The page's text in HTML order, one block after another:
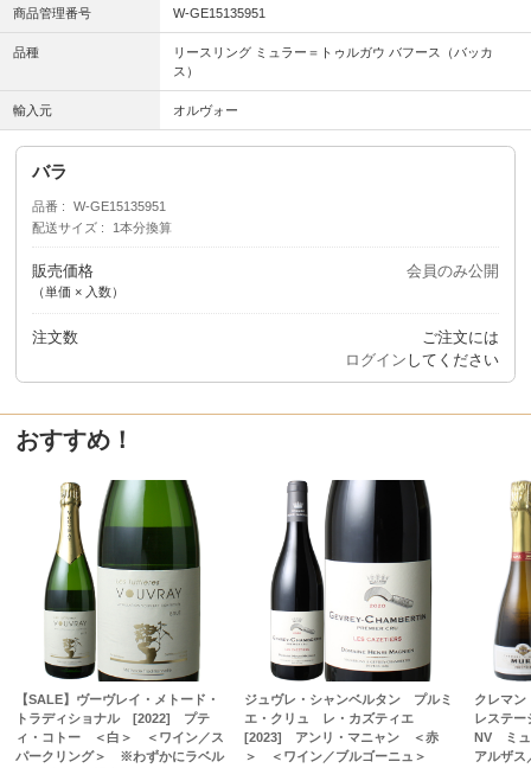
商品管理番号 W-GE15135951
品種
リースリング ミュラー＝トゥルガウ バフース（バッカ
ス）
輸入元 オルヴォー
バラ
品番
W-GE15135951
配送サイズ
1本分換算
販売価格
（単価 × 入数）
会員のみ公開
注文数
ご注文には
ログイン してください
おすすめ！
【SALE】ヴーヴレイ・メトード・
トラディショナル [2022] プテ
ィ・コトー ＜白＞ ＜ワイン／ス
パークリング＞ ※わずかにラベル
ジュヴレ・シャンベルタン プルミ
エ・クリュ レ・カズティエ
[2023] アンリ・マニャン ＜赤
＞ ＜ワイン／ブルゴーニュ＞
クレマ
レステ
NV ミ
アルザス